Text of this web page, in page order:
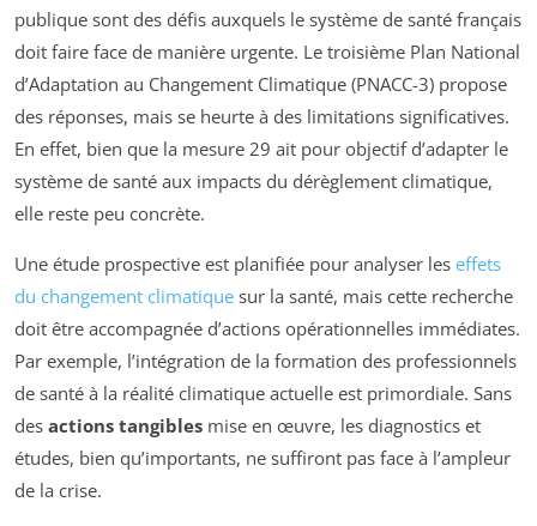
publique sont des défis auxquels le système de santé français
doit faire face de manière urgente. Le troisième Plan National
d’Adaptation au Changement Climatique (PNACC-3) propose
des réponses, mais se heurte à des limitations significatives.
En effet, bien que la mesure 29 ait pour objectif d’adapter le
système de santé aux impacts du dérèglement climatique,
elle reste peu concrète.
Une étude prospective est planifiée pour analyser les effets
du changement climatique sur la santé, mais cette recherche
doit être accompagnée d’actions opérationnelles immédiates.
Par exemple, l’intégration de la formation des professionnels
de santé à la réalité climatique actuelle est primordiale. Sans
des actions tangibles mise en œuvre, les diagnostics et
études, bien qu’importants, ne suffiront pas face à l’ampleur
de la crise.